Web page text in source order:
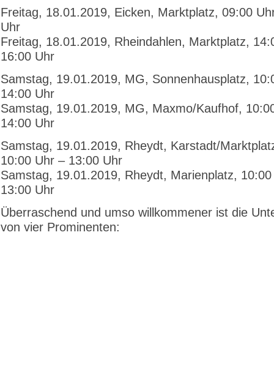
Freitag, 18.01.2019, Eicken, Marktplatz, 09:00
Uhr
Freitag, 18.01.2019, Rheindahlen, Marktplatz,
16:00 Uhr
Samstag, 19.01.2019, MG, Sonnenhausplatz,
14:00 Uhr
Samstag, 19.01.2019, MG, Maxmo/Kaufhof,
14:00 Uhr
Samstag, 19.01.2019, Rheydt, Karstadt/
10:00 Uhr – 13:00 Uhr
Samstag, 19.01.2019, Rheydt, Marienplatz,
13:00 Uhr
Überraschend und umso willkommener ist die
von vier Prominenten: